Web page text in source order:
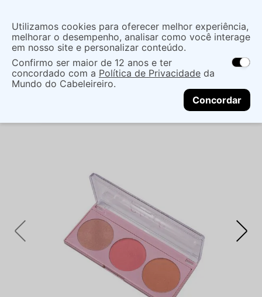
localização
As ofertas e opções de entrega variam de
acordo com a região.Não sei meu CEP
CONTINUAR
O que você procura?
Maquiagem Face Blush
PALETA DE BLUSH
Utilizamos cookies para oferecer melhor experiência,
melhorar o desempenho, analisar como você interage
em nosso site e personalizar conteúdo.
Confirmo ser maior de 12 anos e ter
concordado com a Política de Privacidade da
Mundo do Cabeleireiro.
Concordar